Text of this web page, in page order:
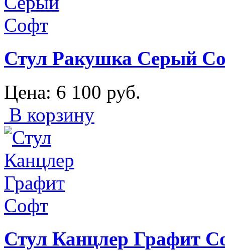
Стул Ракушка Серый
Цена: 6 100 руб.
В корзину
Стул Канцлер Графит